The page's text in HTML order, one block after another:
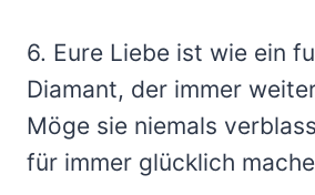
6. Eure Liebe ist wie ein
Diamant, der immer
Möge sie niemals
für immer glücklich